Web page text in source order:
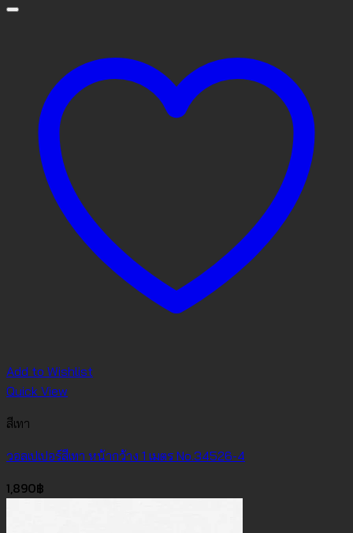
Add to Wishlist
Quick View
สีเทา
วอลเปเปอร์สีเทา หน้ากว้าง 1 เมตร No.34526-4
1,890฿